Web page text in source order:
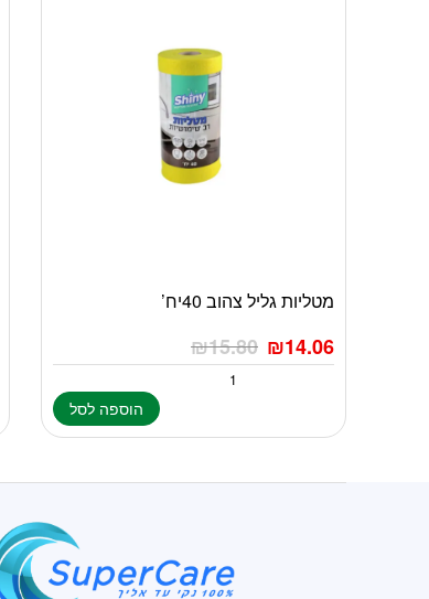
מטליות גליל צהוב 40יח’
₪15.80 ₪14.06
הוספה לסל